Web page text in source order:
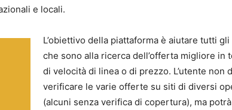
e locali.
L’obiettivo della piattaforma è aiutare tutti
che sono alla ricerca dell’offerta migliore in
di velocità di linea o di prezzo. L’utente non
verificare le varie offerte su siti di diversi
(alcuni senza verifica di copertura), ma potrà